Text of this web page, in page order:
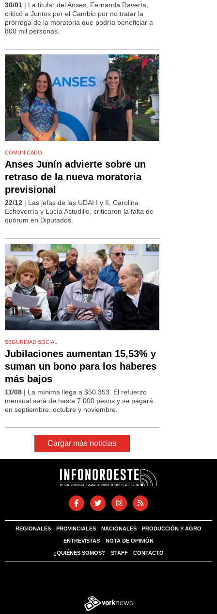
30/01 | La titular del Anses, Fernanda Raverta,
criticó a Juntos por el Cambio por no tratar la
prórroga de la moratoria que podría beneficiar a
800 mil personas.
COMUNICADO
Anses Junín advierte sobre un
retraso de la nueva moratoria
previsional
22/12 | Las jefas de las UDAI I y II, Carolina
Echeverría y Lucía Astudillo, criticaron la falta de
quórum en Diputados.
SEGURIDAD SOCIAL
Jubilaciones aumentan 15,53% y
suman un bono para los haberes
más bajos
11/08 | La mínima llega a $50.353. El refuerzo
mensual será de hasta 7.000 pesos y se pagará
en septiembre, octubre y noviembre.
Cargar más noticias
REGIONALES PROVINCIALES NACIONALES PRODUCCIÓN Y AGRO
ENTREVISTAS NOTA DE OPINIÓN
¿QUIÉNES SOMOS? STAFF CONTACTO